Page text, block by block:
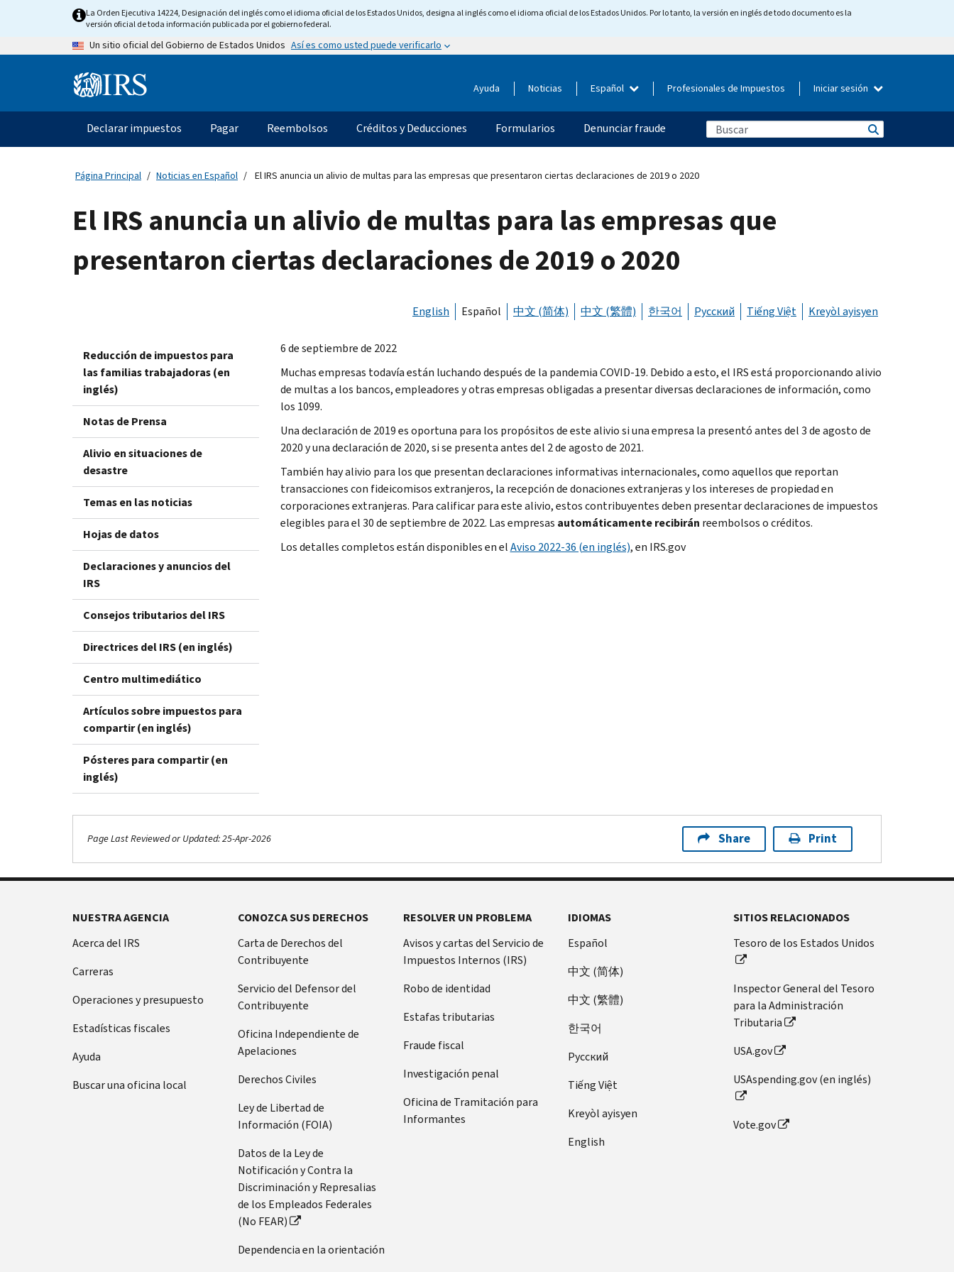
content
La Orden Ejecutiva 14224, Designación del inglés como el idioma oficial de los Estados Unidos, designa al inglés como el idioma oficial de los Estados Unidos. Por lo tanto, la versión en inglés de todo documento es la
versión oficial de toda información publicada por el gobierno federal.
Un sitio oficial del Gobierno de Estados Unidos Así es como usted puede verificarlo
Information Ayuda Noticias Español Profesionales de Impuestos Iniciar sesión
Navegación
principal
Declarar impuestos Pagar Reembolsos Créditos y Deducciones Formularios Denunciar fraude
Página Principal Noticias en Español El IRS anuncia un alivio de multas para las empresas que presentaron ciertas declaraciones de 2019 o 2020
El IRS anuncia un alivio de multas para las empresas que
presentaron ciertas declaraciones de 2019 o 2020
English Español 中文 (简体) 中文 (繁體) 한국어 Русский Tiếng Việt Kreyòl ayisyen
Reducción de impuestos para
las familias trabajadoras (en
inglés)
Notas de Prensa
Alivio en situaciones de
desastre
Temas en las noticias
Hojas de datos
Declaraciones y anuncios del
IRS
Consejos tributarios del IRS
Directrices del IRS (en inglés)
Centro multimediático
Artículos sobre impuestos para
compartir (en inglés)
Pósteres para compartir (en
inglés)
6 de septiembre de 2022
Muchas empresas todavía están luchando después de la pandemia COVID-19. Debido a esto, el IRS está proporcionando alivio
de multas a los bancos, empleadores y otras empresas obligadas a presentar diversas declaraciones de información, como
los 1099.
Una declaración de 2019 es oportuna para los propósitos de este alivio si una empresa la presentó antes del 3 de agosto de
2020 y una declaración de 2020, si se presenta antes del 2 de agosto de 2021.
También hay alivio para los que presentan declaraciones informativas internacionales, como aquellos que reportan
transacciones con fideicomisos extranjeros, la recepción de donaciones extranjeras y los intereses de propiedad en
corporaciones extranjeras. Para calificar para este alivio, estos contribuyentes deben presentar declaraciones de impuestos
elegibles para el 30 de septiembre de 2022. Las empresas automáticamente recibirán reembolsos o créditos.
Los detalles completos están disponibles en elAviso 2022-36 (en inglés), en IRS.gov
Page Last Reviewed or Updated: 25-Apr-2026 Share Print
NUESTRA AGENCIA
Acerca del IRS
Carreras
Operaciones y presupuesto
Estadísticas fiscales
Ayuda
Buscar una oficina local
CONOZCA SUS DERECHOS
Carta de Derechos del
Contribuyente
Servicio del Defensor del
Contribuyente
Oficina Independiente de
Apelaciones
Derechos Civiles
Ley de Libertad de
Información (FOIA)
Datos de la Ley de
Notificación y Contra la
Discriminación y Represalias
de los Empleados Federales
(No FEAR)
Dependencia en la orientación
RESOLVER UN PROBLEMA
Avisos y cartas del Servicio de
Impuestos Internos (IRS)
Robo de identidad
Estafas tributarias
Fraude fiscal
Investigación penal
Oficina de Tramitación para
Informantes
IDIOMAS
Español
中文 (简体)
中文 (繁體)
한국어
Pусский
Tiếng Việt
Kreyòl ayisyen
English
SITIOS RELACIONADOS
Tesoro de los Estados Unidos
Inspector General del Tesoro
para la Administración
Tributaria
USA.gov
USAspending.gov (en inglés)
Vote.gov